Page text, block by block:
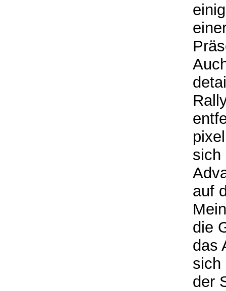
sich
auf
die
das
sich
der